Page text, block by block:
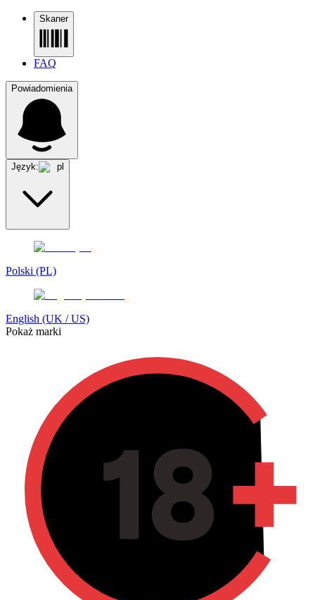
Skaner
FAQ
Powiadomienia
Język: pl
Polski (PL)
English (UK / US)
Pokaż marki